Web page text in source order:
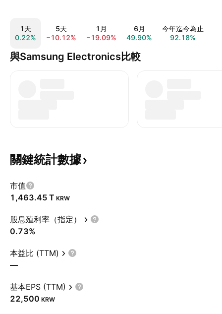
1天
0.22%
5天
−10.12%
1月
−19.09%
6月
49.90%
今年迄今為止
92.18%
與Samsung Electronics比較
關鍵統計數據
市值
‪1,463.45 T‬ KRW
股息殖利率（指定）
0.73%
本益比 (TTM)
—
基本EPS (TTM)
22,500 KRW